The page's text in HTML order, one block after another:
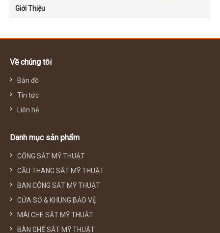
Giới Thiệu
Về chúng tôi
Bản đồ
Tin tức
Liên hệ
Danh mục sản phẩm
CỔNG SẮT MỸ THUẬT
CẦU THANG SẮT MỸ THUẬT
BAN CÔNG SẮT MỸ THUẬT
CỬA SỔ & KHUNG BẢO VỆ
MÁI CHE SẮT MỸ THUẬT
BÀN GHẾ SẮT MỸ THUẬT